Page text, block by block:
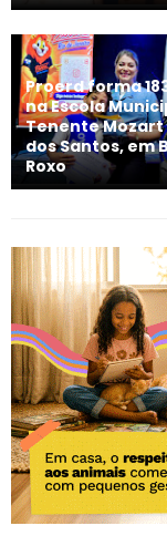
Proerd forma
na Escola
Tenente Mozart
dos Santos, em
Roxo